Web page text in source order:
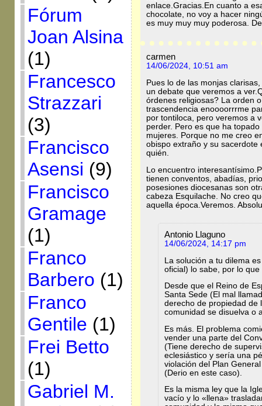
Fórum
Joan Alsina
(1)
Francesco
Strazzari
(3)
Francisco
Asensi (9)
Francisco
Gramage
(1)
Franco
Barbero (1)
Franco
Gentile (1)
Frei Betto
(1)
Gabriel M.
enlace.Gracias.En cuanto a
chocolate, no voy a hacer
es muy muy muy poderosa.
carmen
14/06/2024, 10:51 am
Pues lo de las monjas
un debate que veremos a
órdenes religiosas? La orden
trascendencia enoooorrrme
por tontiloca, pero veremos a
perder. Pero es que ha
mujeres. Porque no me creo
obispo extraño y su sacerdote
quién.
Lo encuentro
tienen conventos, abadías,
posesiones diocesanas son
cabeza Esquilache. No creo
aquella época.Veremos.
Antonio Llaguno
14/06/2024, 14:17 pm
La solución a tu dilema
oficial) lo sabe, por lo
Desde que el Reino de
Santa Sede (El mal
derecho de propiedad de
comunidad se disuelva o
Es más. El problema
vender una parte del
(Tiene derecho de
eclesiástico y sería una
violación del Plan
(Derio en este caso).
Es la misma ley que la
vacío y lo «llena»